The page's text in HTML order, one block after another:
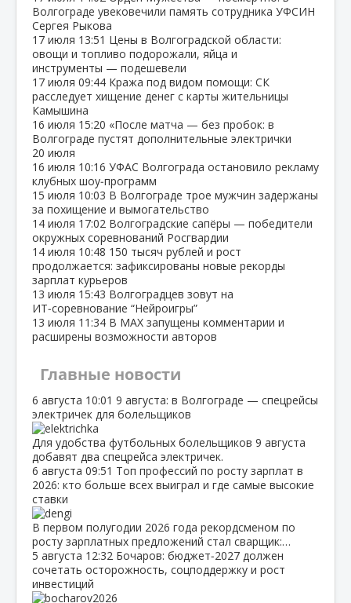
Волгограде увековечили память сотрудника УФСИН
Сергея Рыкова
17 июля 13:51 Цены в Волгоградской области:
овощи и топливо подорожали, яйца и
инструменты — подешевели
17 июля 09:44 Кража под видом помощи: СК
расследует хищение денег с карты жительницы
Камышина
16 июля 15:20 «После матча — без пробок: в
Волгограде пустят дополнительные электрички
20 июля
16 июля 10:16 УФАС Волгограда остановило рекламу
клубных шоу‑программ
15 июля 10:03 В Волгограде трое мужчин задержаны
за похищение и вымогательство
14 июля 17:02 Волгоградские сапёры — победители
окружных соревнований Росгвардии
14 июля 10:48 150 тысяч рублей и рост
продолжается: зафиксированы новые рекорды
зарплат курьеров
13 июля 15:43 Волгоградцев зовут на
ИТ‑соревнование “Нейроигры”
13 июля 11:34 В МАХ запущены комментарии и
расширены возможности авторов
Главные новости
6 августа 10:01 9 августа: в Волгограде — спецрейсы
электричек для болельщиков
Для удобства футбольных болельщиков 9 августа
добавят два спецрейса электричек.
6 августа 09:51 Топ профессий по росту зарплат в
2026: кто больше всех выиграл и где самые высокие
ставки
В первом полугодии 2026 года рекордсменом по
росту зарплатных предложений стал сварщик:…
5 августа 12:32 Бочаров: бюджет‑2027 должен
сочетать осторожность, соцподдержку и рост
инвестиций